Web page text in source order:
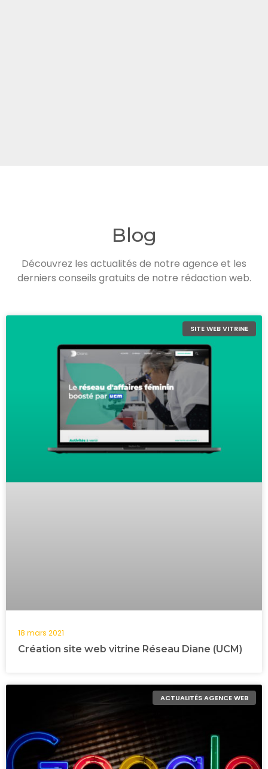
Blog
Découvrez les actualités de notre agence et les
derniers conseils gratuits de notre rédaction web.
SITE WEB VITRINE
Création site web vitrine Réseau Diane (UCM)
18 mars 2021
ACTUALITÉS AGENCE WEB